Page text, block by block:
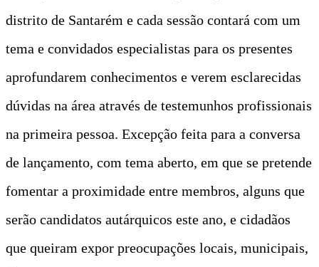
distrito de Santarém e cada sessão contará com um
tema e convidados especialistas para os presentes
aprofundarem conhecimentos e verem esclarecidas
dúvidas na área através de testemunhos profissionais
na primeira pessoa. Excepção feita para a conversa
de lançamento, com tema aberto, em que se pretende
fomentar a proximidade entre membros, alguns que
serão candidatos autárquicos este ano, e cidadãos
que queiram expor preocupações locais, municipais,